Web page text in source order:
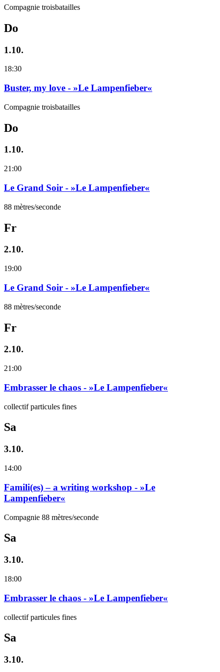
Compagnie troisbatailles
Do
1.10.
18:30
Buster, my love - »Le Lampenfieber«
Compagnie troisbatailles
Do
1.10.
21:00
Le Grand Soir - »Le Lampenfieber«
88 mètres/seconde
Fr
2.10.
19:00
Le Grand Soir - »Le Lampenfieber«
88 mètres/seconde
Fr
2.10.
21:00
Embrasser le chaos - »Le Lampenfieber«
collectif particules fines
Sa
3.10.
14:00
Famili(es) – a writing workshop - »Le
Lampenfieber«
Compagnie 88 mètres/seconde
Sa
3.10.
18:00
Embrasser le chaos - »Le Lampenfieber«
collectif particules fines
Sa
3.10.